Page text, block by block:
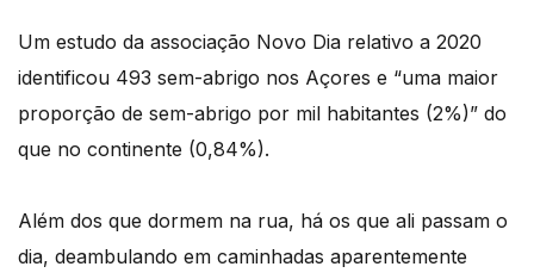
Um estudo da associação Novo Dia relativo a 2020
identificou 493 sem-abrigo nos Açores e “uma maior
proporção de sem-abrigo por mil habitantes (2%)” do
que no continente (0,84%).
Além dos que dormem na rua, há os que ali passam o
dia, deambulando em caminhadas aparentemente